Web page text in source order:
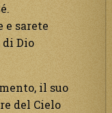
e sarete
Dio
il suo
del Cielo